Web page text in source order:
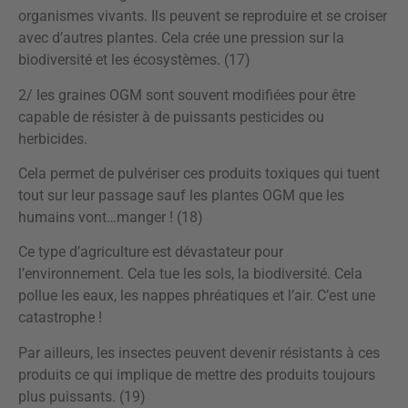
organismes vivants. Ils peuvent se reproduire et se croiser
avec d’autres plantes. Cela crée une pression sur la
biodiversité et les écosystèmes. (17)
2/ les graines OGM sont souvent modifiées pour être
capable de résister à de puissants pesticides ou
herbicides.
Cela permet de pulvériser ces produits toxiques qui tuent
tout sur leur passage sauf les plantes OGM que les
humains vont…manger ! (18)
Ce type d’agriculture est dévastateur pour
l’environnement. Cela tue les sols, la biodiversité. Cela
pollue les eaux, les nappes phréatiques et l’air. C’est une
catastrophe !
Par ailleurs, les insectes peuvent devenir résistants à ces
produits ce qui implique de mettre des produits toujours
plus puissants. (19)